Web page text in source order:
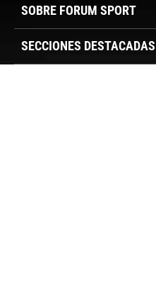
SOBRE FORUM SPORT
SECCIONES DESTACADAS